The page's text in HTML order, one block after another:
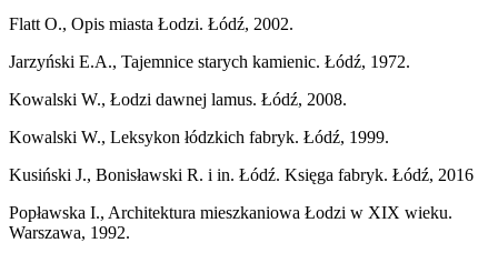
Flatt O., Opis miasta Łodzi. Łódź, 2002.
Jarzyński E.A., Tajemnice starych kamienic. Łódź, 1972.
Kowalski W., Łodzi dawnej lamus. Łódź, 2008.
Kowalski W., Leksykon łódzkich fabryk. Łódź, 1999.
Kusiński J., Bonisławski R. i in. Łódź. Księga fabryk. Łódź, 2016
Popławska I., Architektura mieszkaniowa Łodzi w XIX wieku.
Warszawa, 1992.